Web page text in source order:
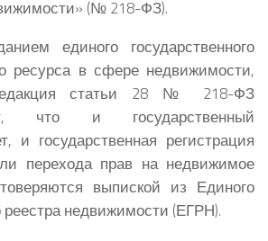
(№ 218-ФЗ).
единого государственного
ресурса в сфере недвижимости,
статьи 28 № 218-ФЗ
что и государственный
и государственная регистрация
перехода прав на недвижимое
выпиской из Единого
реестра недвижимости (ЕГРН).